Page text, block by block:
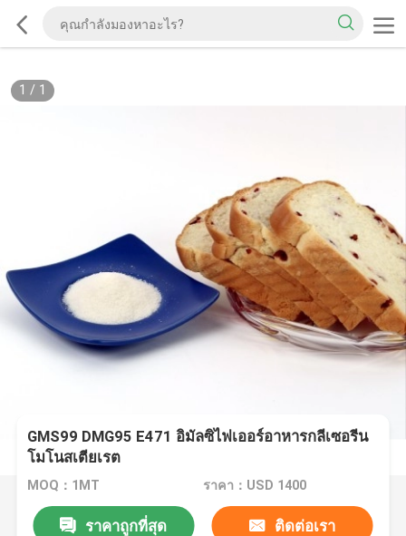
1 / 1
GMS99 DMG95 E471 อิมัลซิไฟเออร์อาหารกลีเซอรีน
โมโนสเตียเรต
MOQ：1MT ราคา：USD 1400
ราคาถูกที่สุด ติดต่อเรา